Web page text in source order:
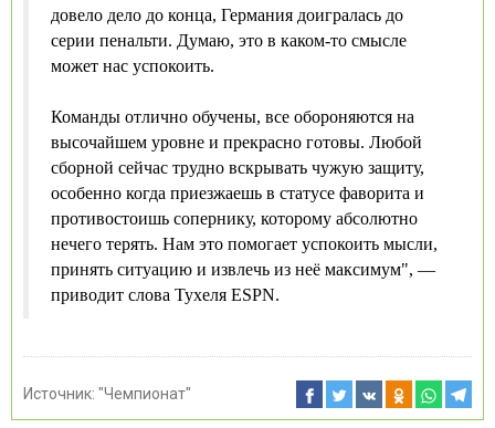
довело дело до конца, Германия доигралась до
серии пенальти. Думаю, это в каком-то смысле
может нас успокоить.
Команды отлично обучены, все обороняются на
высочайшем уровне и прекрасно готовы. Любой
сборной сейчас трудно вскрывать чужую защиту,
особенно когда приезжаешь в статусе фаворита и
противостоишь сопернику, которому абсолютно
нечего терять. Нам это помогает успокоить мысли,
принять ситуацию и извлечь из неё максимум", —
приводит слова Тухеля ESPN.
Источник: "Чемпионат"